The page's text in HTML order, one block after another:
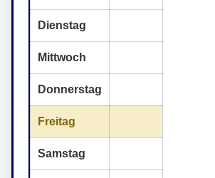
Dienstag
Mittwoch
Donnerstag
Freitag
Samstag